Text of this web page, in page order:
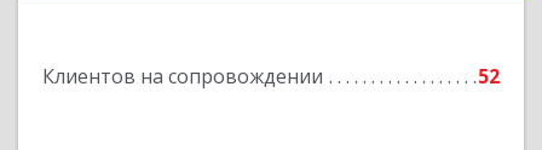
Клиентов на сопровождении 52